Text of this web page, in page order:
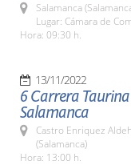
Salamanca
Lugar: Cámara de
Hora: 09:30 h.
13/11/2022
6 Carrera
Salamanca
Castro Enriquez
(Salamanca)
Hora: 13:00 h.